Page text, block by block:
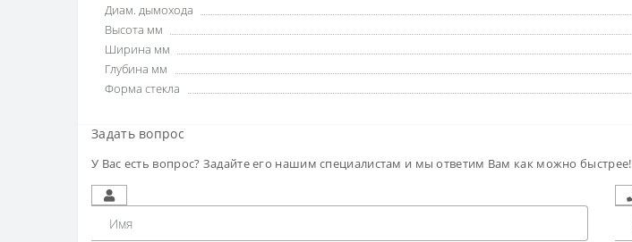
Диам. дымохода
Высота мм
Ширина мм
Глубина мм
Форма стекла
Задать вопрос
У Вас есть вопрос? Задайте его нашим специалистам и мы ответим Вам как можно быстрее!